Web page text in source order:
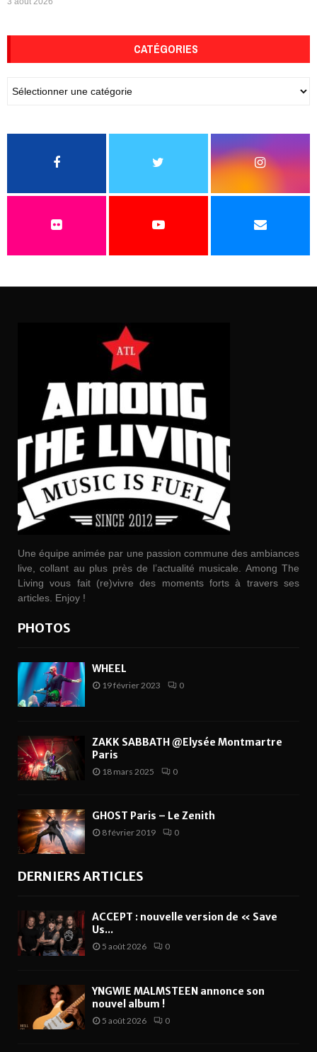
CATÉGORIES
Une équipe animée par une passion commune des ambiances
live, collant au plus près de l’actualité musicale. Among The
Living vous fait (re)vivre des moments forts à travers ses
articles. Enjoy !
PHOTOS
WHEEL
19 février 2023 0
ZAKK SABBATH @Elysée Montmartre
Paris
18 mars 2025 0
GHOST Paris – Le Zenith
8 février 2019 0
DERNIERS ARTICLES
ACCEPT : nouvelle version de « Save
Us...
5 août 2026 0
YNGWIE MALMSTEEN annonce son
nouvel album !
5 août 2026 0